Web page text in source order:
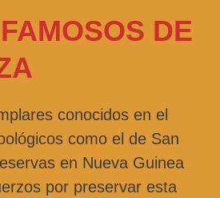
DE
conocidos en el
como el de San
en Nueva Guinea
por preservar esta